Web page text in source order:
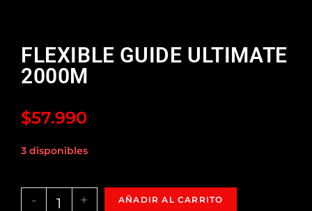
FLEXIBLE GUIDE ULTIMATE
2000M
$57.990
3 disponibles
- + AÑADIR AL CARRITO